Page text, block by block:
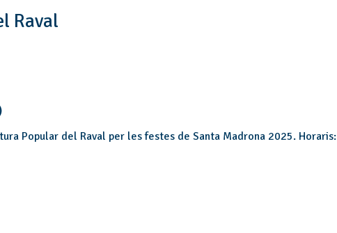
Raval
Popular del Raval per les festes de Santa Madrona 2025. Horaris: